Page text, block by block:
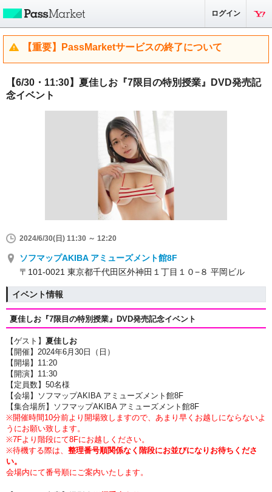
ログイン
【重要】PassMarketサービスの終了について
【6/30・11:30】夏佳しお『7限目の特別授業』DVD発売記
念イベント
2024/6/30(日) 11:30 ～ 12:20
ソフマップAKIBA アミューズメント館8F
〒101-0021 東京都千代田区外神田１丁目１０−８ 平岡ビル
イベント情報
夏佳しお『7限目の特別授業』DVD発売記念イベント
【ゲスト】 夏佳しお
【開催】2024年6月30日（日 ）
【開場】11:20
【開演】11:30
【定員数】50名様
【会場】ソフマップAKIBA アミューズメント館8F
【集合場所】ソフマップAKIBA アミューズメント館8F
※開催時間10分前より開場致しますので、あまり早くお越しにならないよ
うにお願い致します。
※7Fより階段にて8Fにお越しください。
※待機する際は、 整理番号順関係なく階段にお並びになりお待ちくださ
い。
会場内にて番号順にご案内いたします。